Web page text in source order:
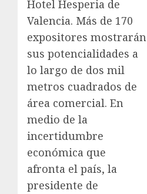
Hotel Hesperia de
Valencia. Más de 170
expositores mostrarán
sus potencialidades a
lo largo de dos mil
metros cuadrados de
área comercial. En
medio de la
incertidumbre
económica que
afronta el país, la
presidente de